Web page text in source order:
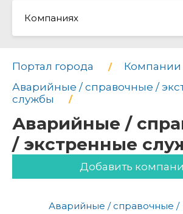
Компаниях
Портал города
Компании
Аварийные / справочные /
службы
Аварийные /
/ экстренные
Добавить
Аварийные / справочные /